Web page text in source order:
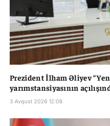
Prezident İlham Əliyev
yarımstansiyasının
3 Avqust 2026 12:08